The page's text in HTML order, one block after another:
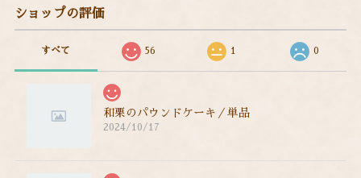
ショップの評価
すべて 56 1 0
和栗のパウンドケーキ／単品
2024/10/17